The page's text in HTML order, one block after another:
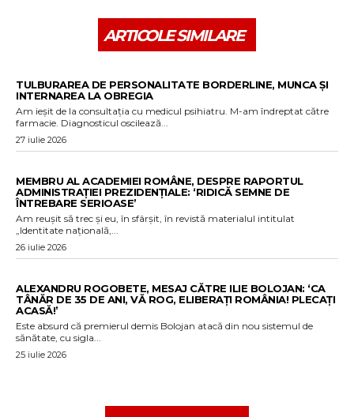
ARTICOLE SIMILARE
TULBURAREA DE PERSONALITATE BORDERLINE, MUNCA ȘI
INTERNAREA LA OBREGIA
Am ieșit de la consultația cu medicul psihiatru. M-am îndreptat către
farmacie. Diagnosticul oscilează...
27 iulie 2026
MEMBRU AL ACADEMIEI ROMÂNE, DESPRE RAPORTUL
ADMINISTRAȚIEI PREZIDENȚIALE: ‘RIDICĂ SEMNE DE
ÎNTREBARE SERIOASE’
Am reușit să trec și eu, în sfârșit, în revistă materialul intitulat
„Identitate națională,...
26 iulie 2026
ALEXANDRU ROGOBETE, MESAJ CĂTRE ILIE BOLOJAN: ‘CA
TÂNĂR DE 35 DE ANI, VĂ ROG, ELIBERAȚI ROMÂNIA! PLECAȚI
ACASĂ!’
Este absurd că premierul demis Bolojan atacă din nou sistemul de
sănătate, cu sigla...
25 iulie 2026